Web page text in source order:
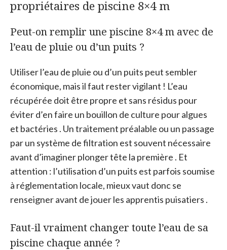
propriétaires de piscine 8×4 m
Peut-on remplir une piscine 8×4 m avec de
l’eau de pluie ou d’un puits ?
Utiliser l’eau de pluie ou d’un puits peut sembler
économique, mais il faut rester vigilant ! L’eau
récupérée doit être propre et sans résidus pour
éviter d’en faire un bouillon de culture pour algues
et bactéries . Un traitement préalable ou un passage
par un système de filtration est souvent nécessaire
avant d’imaginer plonger tête la première . Et
attention : l’utilisation d’un puits est parfois soumise
à réglementation locale, mieux vaut donc se
renseigner avant de jouer les apprentis puisatiers .
Faut-il vraiment changer toute l’eau de sa
piscine chaque année ?